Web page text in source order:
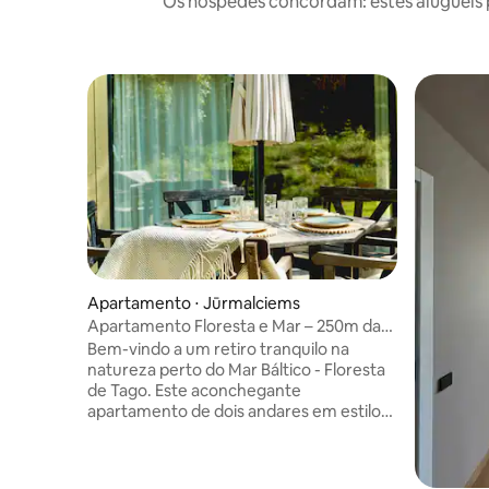
Apartamento ⋅ Jūrmalciems
Apartamento Floresta e Mar – 250m da
Praia (KOPA 2)
Bem-vindo a um retiro tranquilo na
natureza perto do Mar Báltico - Floresta
de Tago. Este aconchegante
apartamento de dois andares em estilo